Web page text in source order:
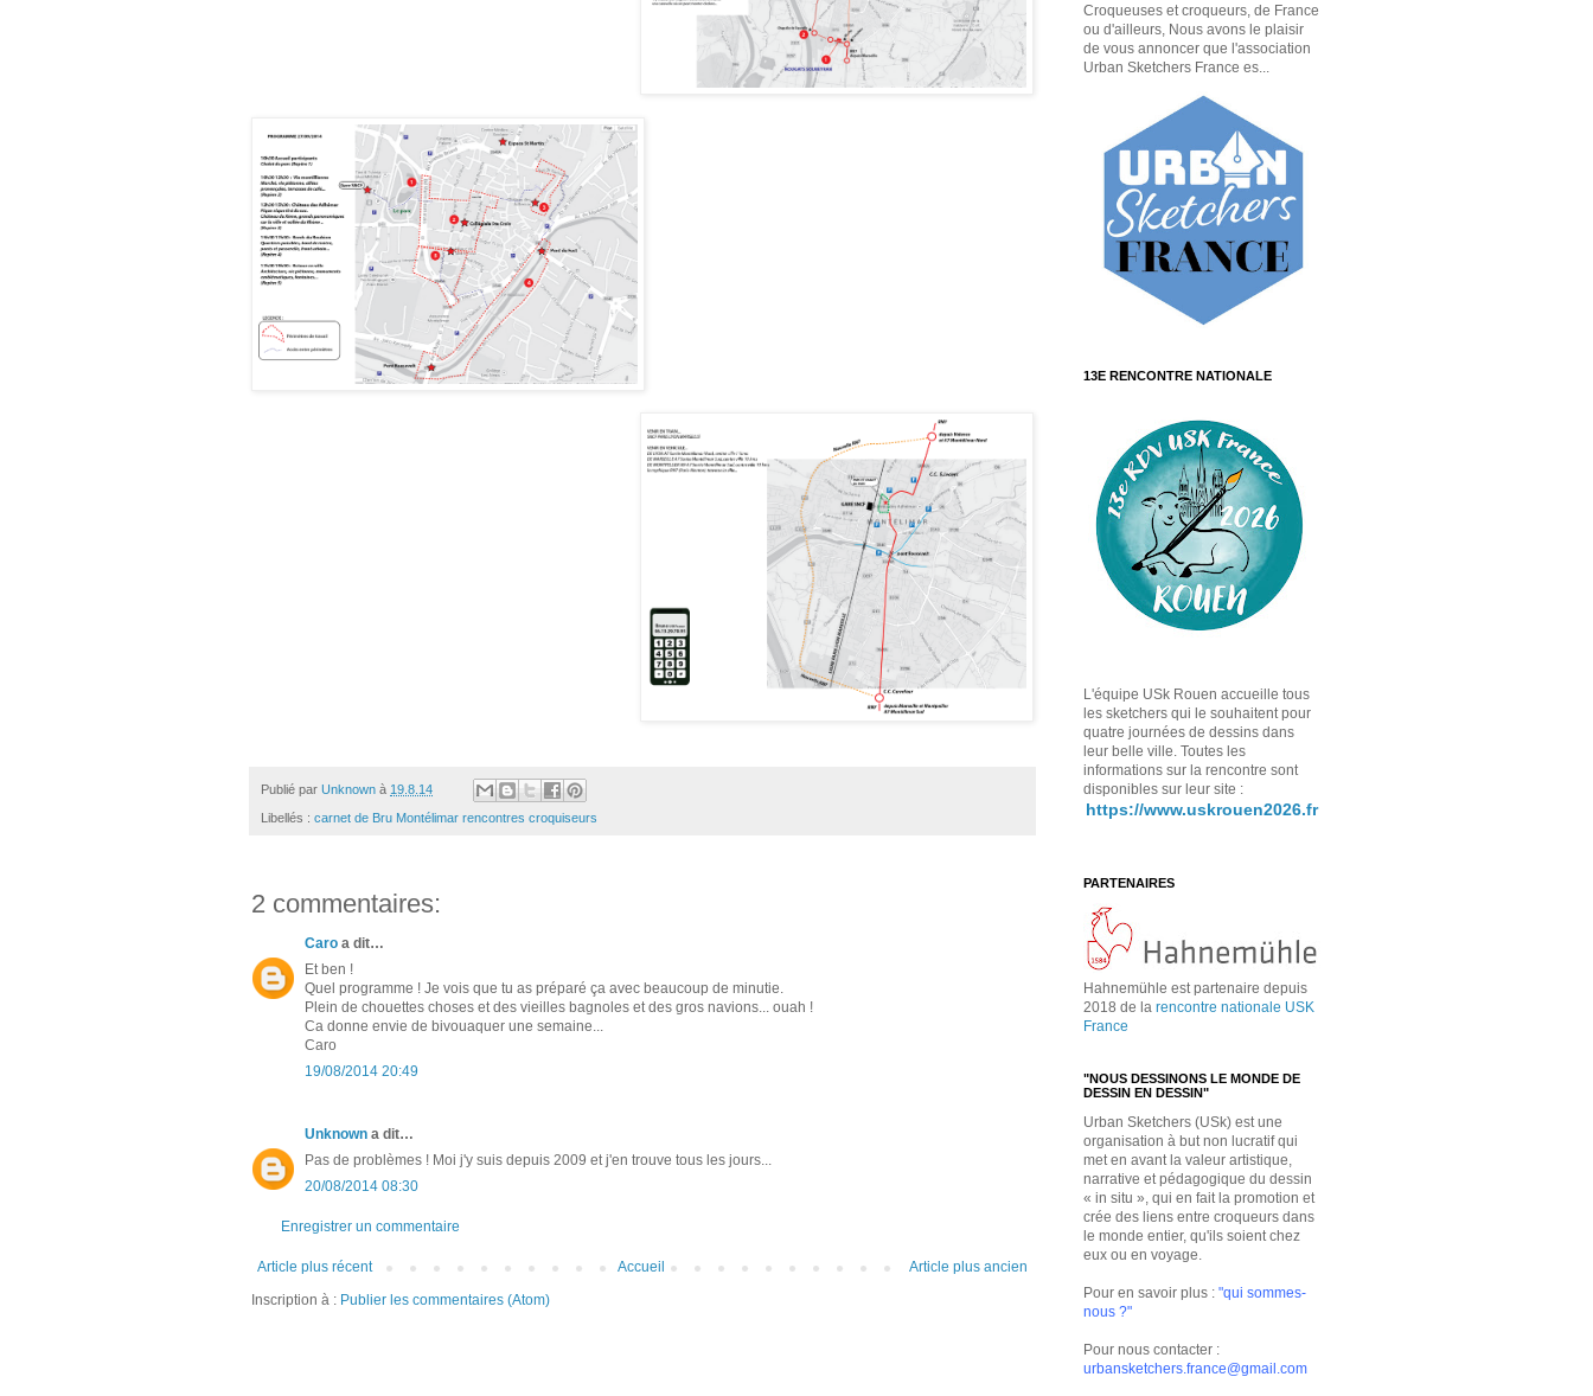
Publié par Unknown à 19.8.14
Libellés : carnet de Bru Montélimar rencontres croquiseurs
2 commentaires:
Caro a dit…
Et ben !
Quel programme ! Je vois que tu as préparé ça avec beaucoup de minutie.
Plein de chouettes choses et des vieilles bagnoles et des gros navions... ouah !
Ca donne envie de bivouaquer une semaine...
Caro
19/08/2014 20:49
Unknown a dit…
Pas de problèmes ! Moi j'y suis depuis 2009 et j'en trouve tous les jours...
20/08/2014 08:30
Enregistrer un commentaire
Article plus récent Article plus ancien
Accueil
Inscription à : Publier les commentaires (Atom)
Croqueuses et croqueurs, de France
ou d'ailleurs, Nous avons le plaisir
de vous annoncer que l'association
Urban Sketchers France es...
13E RENCONTRE NATIONALE
L'équipe USk Rouen accueille tous
les sketchers qui le souhaitent pour
quatre journées de dessins dans
leur belle ville. Toutes les
informations sur la rencontre sont
disponibles sur leur site :
https://www.uskrouen2026.fr
PARTENAIRES
Hahnemühle est partenaire depuis
2018 de la rencontre nationale USK
France
"NOUS DESSINONS LE MONDE DE
DESSIN EN DESSIN"
Urban Sketchers (USk) est une
organisation à but non lucratif qui
met en avant la valeur artistique,
narrative et pédagogique du dessin
« in situ », qui en fait la promotion et
crée des liens entre croqueurs dans
le monde entier, qu'ils soient chez
eux ou en voyage.
Pour en savoir plus : "qui sommes-
nous ?"
Pour nous contacter :
urbansketchers.france@gmail.com